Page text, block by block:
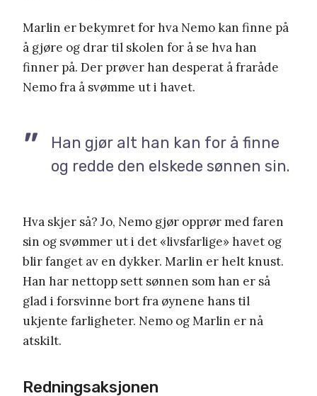
Marlin er bekymret for hva Nemo kan finne på
å gjøre og drar til skolen for å se hva han
finner på. Der prøver han desperat å fraråde
Nemo fra å svømme ut i havet.
Han gjør alt han kan for å finne
og redde den elskede sønnen sin.
Hva skjer så? Jo, Nemo gjør opprør med faren
sin og svømmer ut i det «livsfarlige» havet og
blir fanget av en dykker. Marlin er helt knust.
Han har nettopp sett sønnen som han er så
glad i forsvinne bort fra øynene hans til
ukjente farligheter. Nemo og Marlin er nå
atskilt.
Redningsaksjonen